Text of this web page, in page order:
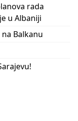
rada
u Albaniji
Balkanu